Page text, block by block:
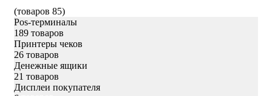
(товаров 85)
Pos-терминалы
189 товаров
Принтеры чеков
26 товаров
Денежные ящики
21 товаров
Дисплеи покупателя